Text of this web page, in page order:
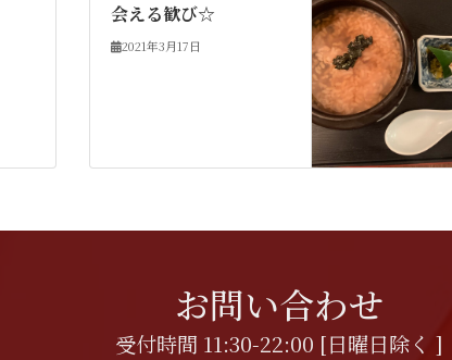
会える歓び☆
2021年3月17日
お問い合わせ
受付時間 11:30-22:00 [日曜日除く ]